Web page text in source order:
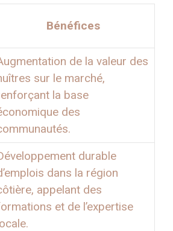
Bénéfices
de la valeur des
sur le marché,
la base
des
durable
dans la région
appelant des
et de l’expertise